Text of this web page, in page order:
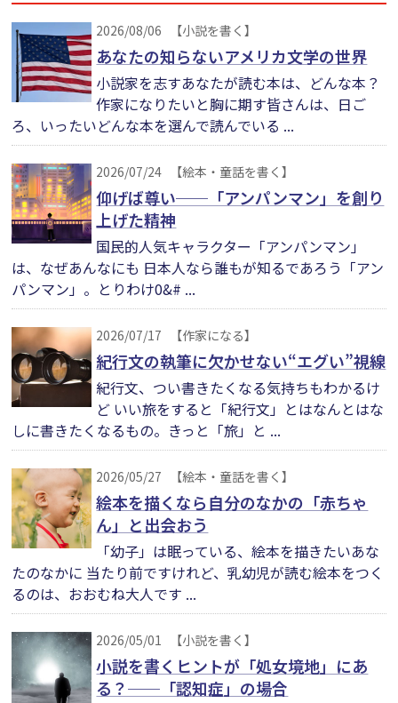
2026/08/06 【小説を書く】
あなたの知らないアメリカ文学の世界
小説家を志すあなたが読む本は、どんな本？
作家になりたいと胸に期す皆さんは、日ご
ろ、いったいどんな本を選んで読んでいる ...
2026/07/24 【絵本・童話を書く】
仰げば尊い──「アンパンマン」を創り
上げた精神
国民的人気キャラクター「アンパンマン」
は、なぜあんなにも 日本人なら誰もが知るであろう「アン
パンマン」。とりわけ0&# ...
2026/07/17 【作家になる】
紀行文の執筆に欠かせない“エグい”視線
紀行文、つい書きたくなる気持ちもわかるけ
ど いい旅をすると「紀行文」とはなんとはな
しに書きたくなるもの。きっと「旅」と ...
2026/05/27 【絵本・童話を書く】
絵本を描くなら自分のなかの「赤ちゃ
ん」と出会おう
「幼子」は眠っている、絵本を描きたいあな
たのなかに 当たり前ですけれど、乳幼児が読む絵本をつく
るのは、おおむね大人です ...
2026/05/01 【小説を書く】
小説を書くヒントが「処女境地」にあ
る？──「認知症」の場合